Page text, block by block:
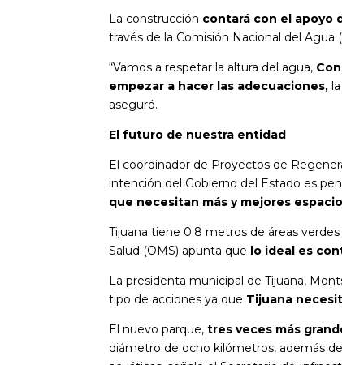
La construcción contará con el apoyo
través de la Comisión Nacional del Agua
“Vamos a respetar la altura del agua,
empezar a hacer las adecuaciones,
aseguró.
El futuro de nuestra entidad
El coordinador de Proyectos de
intención del Gobierno del Estado es
que necesitan más y mejores
Tijuana tiene 0.8 metros de áreas
Salud (OMS) apunta que lo ideal es
La presidenta municipal de Tijuana,
tipo de acciones ya que Tijuana
El nuevo parque, tres veces más
diámetro de ocho kilómetros, además